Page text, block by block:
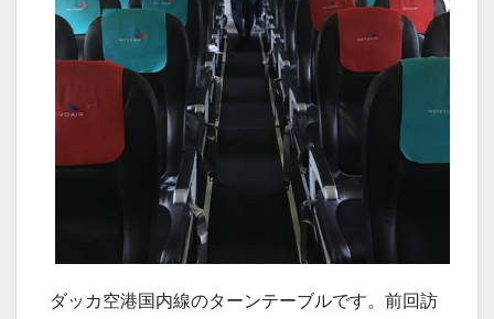
ダッカ空港国内線のターンテーブルです。前回訪